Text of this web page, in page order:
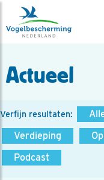
Actueel
Verfijn resultaten:
Verdieping
Podcast